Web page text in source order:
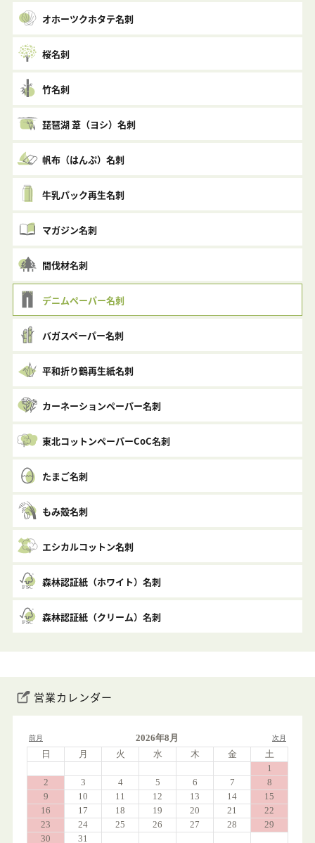
オホーツクホタテ名刺
桜名刺
竹名刺
琵琶湖 葦（ヨシ）名刺
帆布（はんぷ）名刺
牛乳パック再生名刺
マガジン名刺
間伐材名刺
デニムペーパー名刺
バガスペーパー名刺
平和折り鶴再生紙名刺
カーネーションペーパー名刺
東北コットンペーパーCoC名刺
たまご名刺
もみ殻名刺
エシカルコットン名刺
森林認証紙（ホワイト）名刺
森林認証紙（クリーム）名刺
営業カレンダー